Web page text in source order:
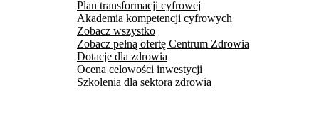
Plan transformacji cyfrowej
Akademia kompetencji cyfrowych
Zobacz wszystko
Zobacz pełną ofertę Centrum Zdrowia
Dotacje dla zdrowia
Ocena celowości inwestycji
Szkolenia dla sektora zdrowia